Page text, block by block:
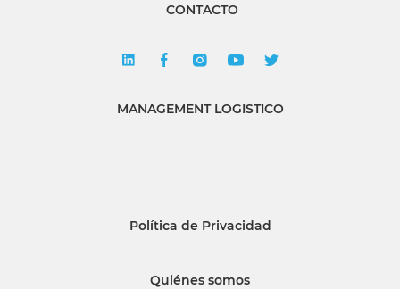
CONTACTO
MANAGEMENT LOGISTICO
Política de Privacidad
Quiénes somos